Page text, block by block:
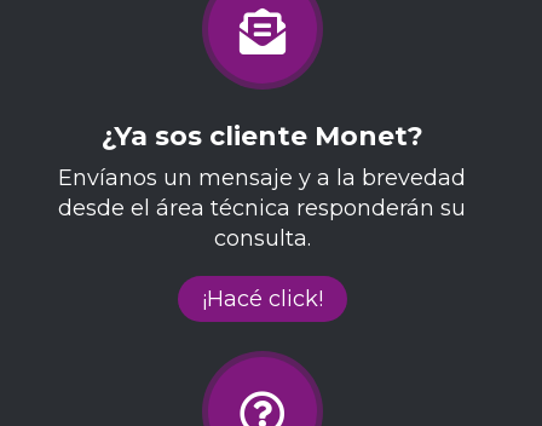
¿Ya sos cliente Monet?
Envíanos un mensaje y a la brevedad
desde el área técnica responderán su
consulta.
¡Hacé click!